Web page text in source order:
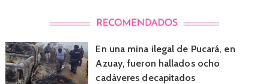
En una mina ilegal de Pucará, en
Azuay, fueron hallados ocho
cadáveres decapitados